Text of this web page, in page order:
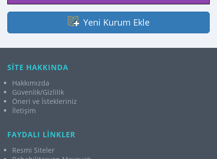
Yeni Kurum Ekle
SİTE HAKKINDA
Hakkımızda
Güvenlik/Gizlilik
Öneri ve İstekleriniz
İletişim
FAYDALI LİNKLER
Resmi Siteler